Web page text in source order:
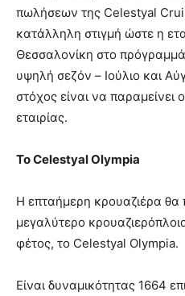
πωλήσεων της Celestyal
κατάλληλη στιγμή ώστε η
Θεσσαλονίκη στο
υψηλή σεζόν – Ιούλιο και
στόχος είναι να
εταιρίας.
ΤοCelestyalOlympia
Η επταήμερη κρουαζιέρα θα
μεγαλύτερο
φέτος, το Celestyal Olympia.
Είναι δυναμικότητας 1664